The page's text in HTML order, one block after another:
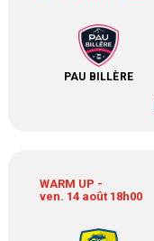
PAU BILLÈRE
WARM UP -
ven. 14 août 18h00